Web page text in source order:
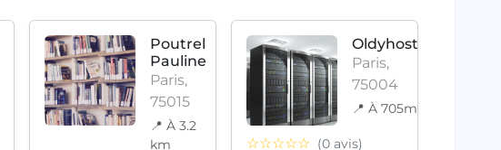
Poutrel
Pauline
Paris,
75015
📍 À 3.2
km
Oldyhost
Paris,
75004
📍 À 705m
☆☆☆☆☆ (0 avis)